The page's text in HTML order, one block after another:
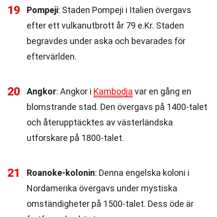
19 Pompeji: Staden Pompeji i Italien övergavs
efter ett vulkanutbrott år 79 e.Kr. Staden
begravdes under aska och bevarades för
eftervärlden.
20 Angkor: Angkor i Kambodja var en gång en
blomstrande stad. Den övergavs på 1400-talet
och återupptäcktes av västerländska
utforskare på 1800-talet.
21 Roanoke-kolonin: Denna engelska koloni i
Nordamerika övergavs under mystiska
omständigheter på 1500-talet. Dess öde är